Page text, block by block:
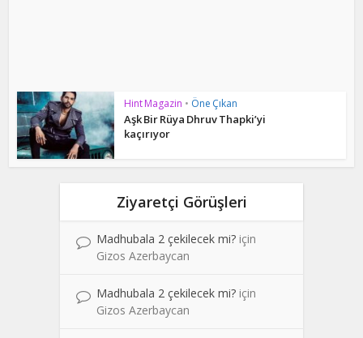
Hint Magazin • Öne Çıkan
Aşk Bir Rüya Dhruv Thapki’yi
kaçırıyor
Ziyaretçi Görüşleri
Madhubala 2 çekilecek mi? için
Gizos Azerbaycan
Madhubala 2 çekilecek mi? için
Gizos Azerbaycan